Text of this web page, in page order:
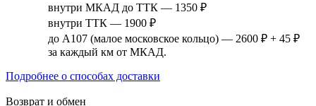
внутри МКАД до ТТК — 1350 ₽
внутри ТТК — 1900 ₽
до А107 (малое московское кольцо) — 2600 ₽ + 45 ₽
за каждый км от МКАД.
Подробнее о способах доставки
Возврат и обмен